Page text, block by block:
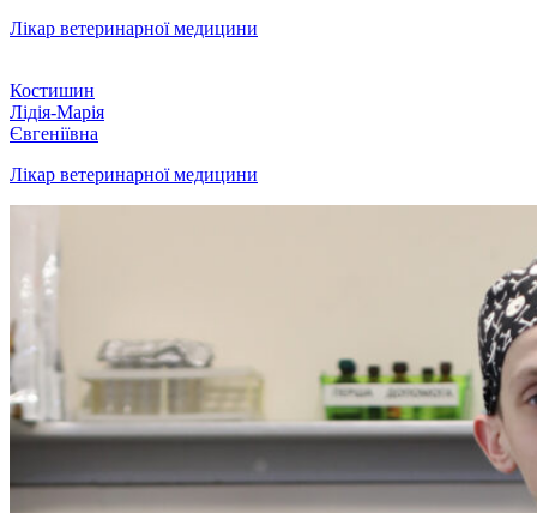
Лікар ветеринарної медицини
Костишин
Лідія-Марія
Євгеніївна
Лікар ветеринарної медицини